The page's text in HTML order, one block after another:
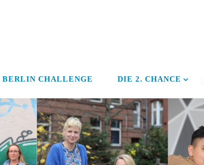
BERLIN CHALLENGE DIE 2. CHANCE